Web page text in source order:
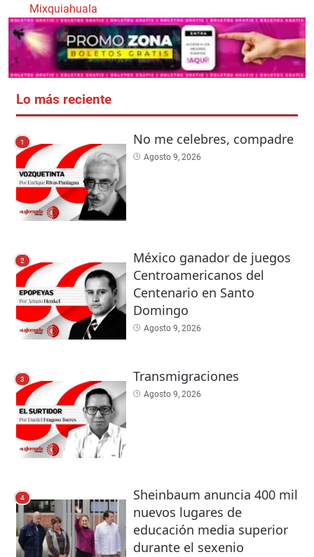
Mixquiahuala
Lo más reciente
1 No me celebres, compadre
Agosto 9, 2026
2
México ganador de juegos
Centroamericanos del
Centenario en Santo
Domingo
Agosto 9, 2026
3 Transmigraciones
Agosto 9, 2026
4
Sheinbaum anuncia 400 mil
nuevos lugares de
educación media superior
durante el sexenio